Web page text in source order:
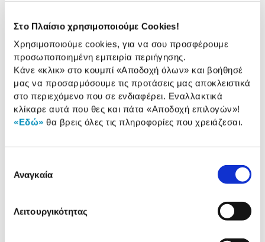
Στο Πλαίσιο χρησιμοποιούμε Cookies!
Χρησιμοποιούμε cookies, για να σου προσφέρουμε
προσωποποιημένη εμπειρία περιήγησης.
Κάνε «κλικ» στο κουμπί «Αποδοχή όλων» και βοήθησέ
μας να προσαρμόσουμε τις προτάσεις μας αποκλειστικά
στο περιεχόμενο που σε ενδιαφέρει. Εναλλακτικά
κλίκαρε αυτά που θες και πάτα «Αποδοχή επιλογών»!
«Εδώ» θα βρεις όλες τις πληροφορίες που χρειάζεσαι.
συγκατάθεσης
Αναγκαία
Λειτουργικότητας
Χωρητικότητα: 1 TB
Σύνδεση: USB 3.2 Gen 1
Αναλυτική
παρουσίαση
Αναλυτική παρουσίαση
προϊόντος